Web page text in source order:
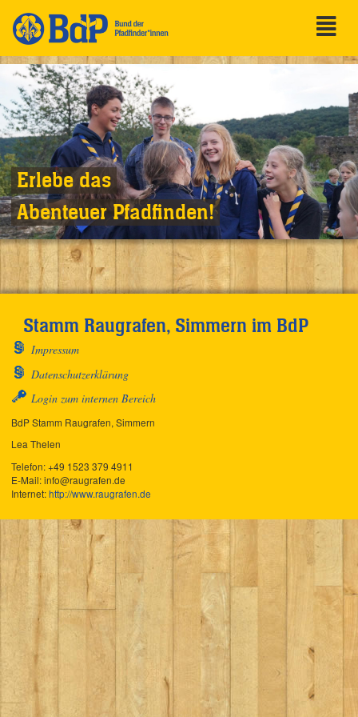
Erlebe das
Abenteuer Pfadfinden!
Stamm Raugrafen, Simmern im BdP
Impressum
Datenschutzerklärung
Login zum internen Bereich
BdP Stamm Raugrafen, Simmern
Lea Thelen
Telefon:+49 1523 379 4911
E-Mail:info@raugrafen.de
Internet:http://www.raugrafen.de